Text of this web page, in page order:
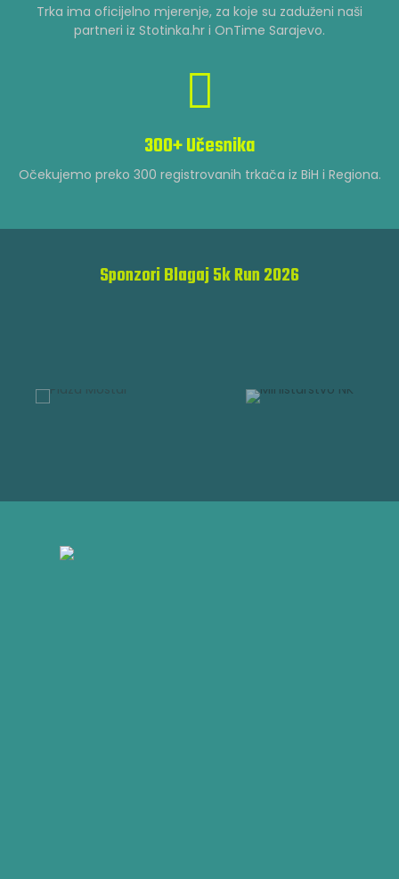
Trka ima oficijelno mjerenje, za koje su zaduženi naši
partneri iz Stotinka.hr i OnTime Sarajevo.
300+ Učesnika
Očekujemo preko 300 registrovanih trkača iz BiH i Regiona.
Sponzori Blagaj 5k Run 2026
RUNNING